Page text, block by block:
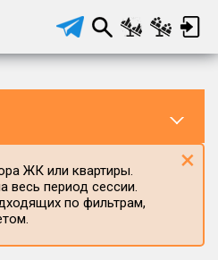
×
ЖК или квартиры.
весь период сессии.
по фильтрам,
×